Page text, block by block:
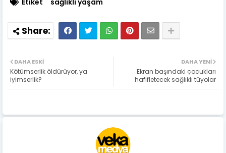
DAHA YENI
Ekran başındaki çocukları
hafifletecek sağlıklı tüyolar
DAHA ESKI
Kötümserlik öldürüyor, ya
iyimserlik?